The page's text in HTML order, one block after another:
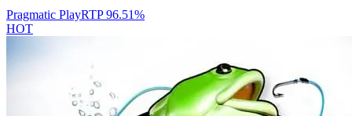
Pragmatic PlayRTP96.51%
HOT